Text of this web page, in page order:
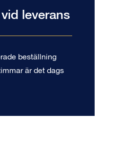
leverans
beställning
är det dags